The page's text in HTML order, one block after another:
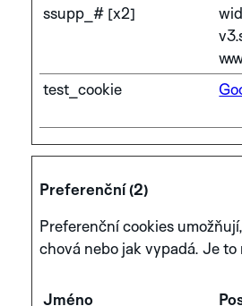
ssupp_# [x2]
test_cookie
Preferenční (2)
Preferenční cookies
chová nebo jak vypadá. Je
Jméno